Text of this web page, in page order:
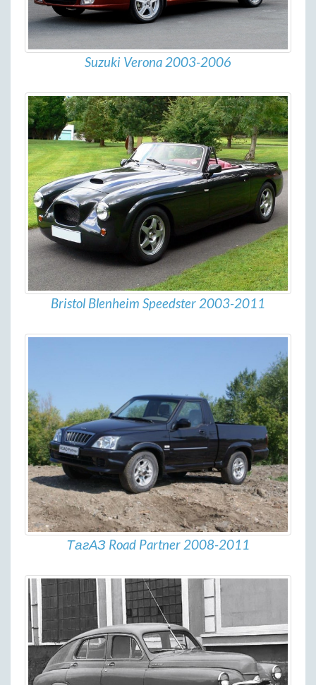
Suzuki Verona 2003-2006
Bristol Blenheim Speedster 2003-2011
ТагАЗ Road Partner 2008-2011